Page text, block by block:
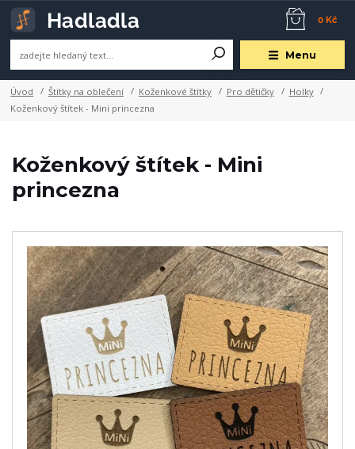
Menu
0 Kč
Úvod Štítky na oblečení Koženkové štítky Pro dětičky
Holky
Koženkový štítek - Mini princezna
Koženkový štítek - Mini
princezna